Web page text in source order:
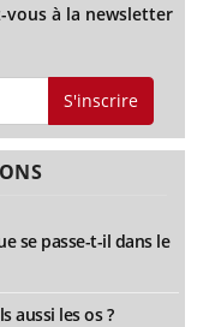
vous à la newsletter
S'inscrire
se passe-t-il dans le
aussi les os ?